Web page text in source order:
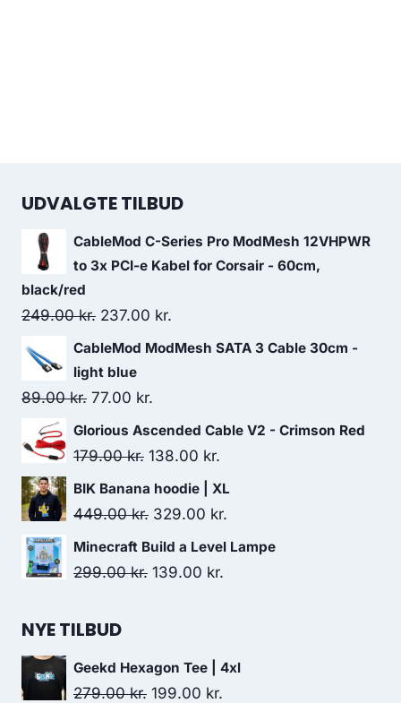
UDVALGTE TILBUD
CableMod C-Series Pro ModMesh 12VHPWR
to 3x PCI-e Kabel for Corsair - 60cm,
black/red
249.00kr. Original
price
was:
249.00 kr..
237.00 kr.
price
CableMod ModMesh SATA 3 Cable 30cm -
light blue
89.00kr. Original
price
was:
77.00 kr.
price
is:
77.00 kr..
Glorious Ascended Cable V2 - Crimson Red
179.00kr. Original
price
was:
138.00 kr.
price
is:
BIK Banana hoodie | XL
449.00kr. Original
price
was:
329.00 kr.
price
Minecraft Build a Level Lampe
299.00kr. Original
139.00 kr.
NYE TILBUD
Geekd Hexagon Tee | 4xl
279.00kr. Original
199.00 kr.